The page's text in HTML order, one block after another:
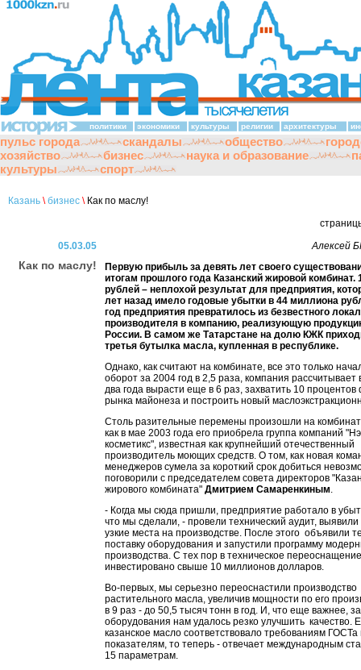
политики экономики культуры религии архитектуры
пульс города скандалы общество
хозяйство
бизнес наука и образование
культуры
спорт
Казань \ бизнес \Как по маслу!
05.03.05
Как по маслу!
Алексей
Первую прибыль за девять лет своего
итогам прошлого года Казанский жировой
рублей – неплохой результат для предприятия,
лет назад имело годовые убытки в 44 миллиона
год предприятия превратилось из безвестного
производителя в компанию, реализующую
России. В самом же Татарстане на долю КЖК
третья бутылка масла, купленная в республике.
Однако, как считают на комбинате, все это только
оборот за 2004 год в 2,5 раза, компания
два года вырасти еще в 6 раз, захватить 10
рынка майонеза и построить новый
Столь разительные перемены произошли на
как в мае 2003 года его приобрела группа компаний
косметикс", известная как крупнейший отечественный
производитель моющих средств. О том, как новая
менеджеров сумела за короткий срок добиться
поговорили с председателем совета директоров
жирового комбината" Дмитрием Самаренкиным.
- Когда мы сюда пришли, предприятие работало в
что мы сделали, - провели технический аудит, выявили
узкие места на производстве. После этого объявили
поставку оборудования и запустили программу
производства. С тех пор в техническое
инвестировано свыше 10 миллионов долларов.
Во-первых, мы серьезно переоснастили производство
растительного масла, увеличив мощности по его
в 9 раз - до 50,5 тысяч тонн в год. И, что еще важнее,
оборудования нам удалось резко улучшить качество.
казанское масло соответствовало требованиям ГОСТа
показателям, то теперь - отвечает международным
15 параметрам.